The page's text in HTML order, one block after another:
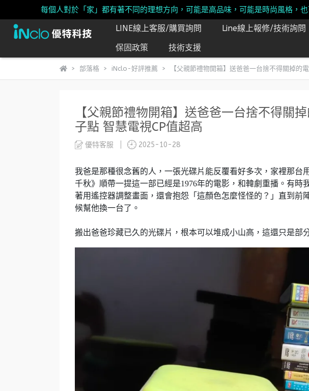
每個人對於「家」都有著不同的理想方向，可能是高品味，可能是時尚風格，
LINE線上客服/購買詢問 Line線上報修/技術詢問
保固政策
技術支援
部落格 iNclo-好評推薦 【父親節禮物開箱】送爸爸一台捨不得關掉的
【父親節禮物開箱】送爸爸一台捨不得關
子點 智慧電視CP值超高
優特客服 2025-10-28
我爸是那種很念舊的人，一張光碟片能反覆看好多次，家裡那台
千秋》順帶一提這一部已經是1976年的電影，和韓劇重播。有時
著用遙控器調整畫面，還會抱怨「這顏色怎麼怪怪的？」直到前
候幫他換一台了。
搬出爸爸珍藏已久的光碟片，根本可以堆成小山高，這還只是部